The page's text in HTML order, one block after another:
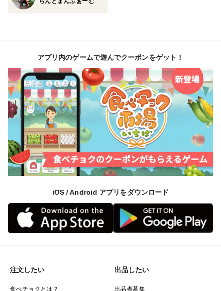
アプリ内のゲームで遊んでクーポンをゲット！
iOS / Android アプリをダウンロード
注文したい
食べチョクとは？
出品したい
出品者募集